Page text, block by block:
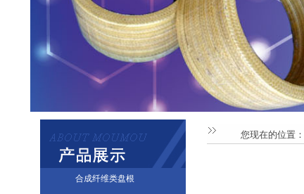
合成纤维类盘根
您现在的位置：